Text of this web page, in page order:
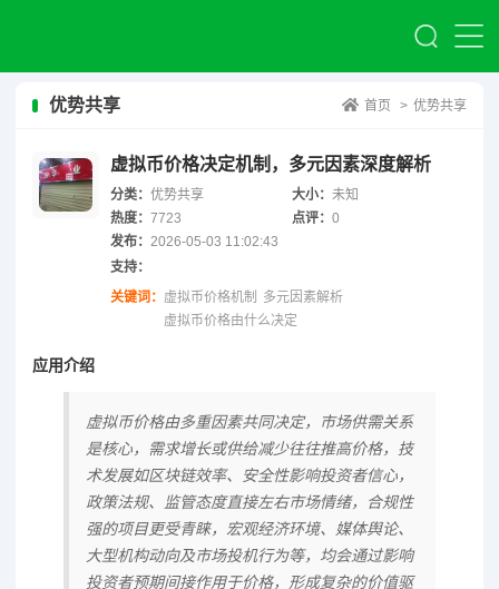
优势共享 首页 > 优势共享
虚拟币价格决定机制，多元因素深度解析
分类： 优势共享 大小：未知
热度： 7723 点评：0
发布： 2026-05-03 11:02:43
支持：
关键词： 虚拟币价格机制
多元因素解析
虚拟币价格由什么决定
应用介绍
虚拟币价格由多重因素共同决定，市场供需关系
是核心，需求增长或供给减少往往推高价格，技
术发展如区块链效率、安全性影响投资者信心，
政策法规、监管态度直接左右市场情绪，合规性
强的项目更受青睐，宏观经济环境、媒体舆论、
大型机构动向及市场投机行为等，均会通过影响
投资者预期间接作用于价格，形成复杂的价值驱